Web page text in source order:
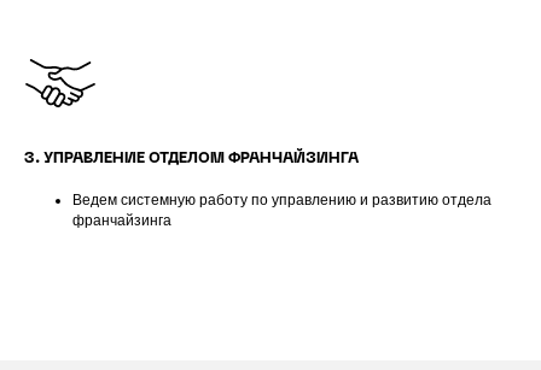
3. УПРАВЛЕНИЕ ОТДЕЛОМ ФРАНЧАЙЗИНГА
Ведем системную работу по управлению и развитию отдела
франчайзинга